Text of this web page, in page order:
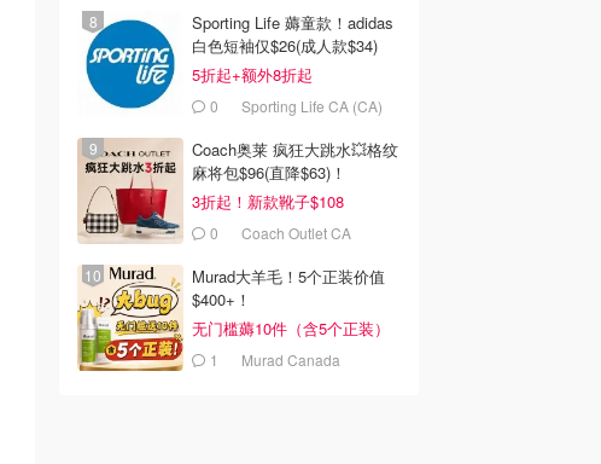
Sporting Life 薅童款！adidas
白色短袖仅$26(成人款$34)
5折起+额外8折起
0 Sporting Life CA (CA)
Coach奥莱 疯狂大跳水💥格纹
麻将包$96(直降$63)！
3折起！新款靴子$108
0 Coach Outlet CA
Murad大羊毛！5个正装价值
$400+！
无门槛薅10件（含5个正装）
1 Murad Canada